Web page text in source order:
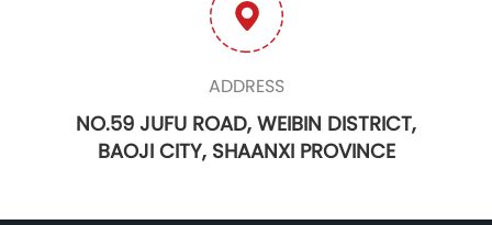
ADDRESS
NO.59 JUFU ROAD, WEIBIN DISTRICT,
BAOJI CITY, SHAANXI PROVINCE